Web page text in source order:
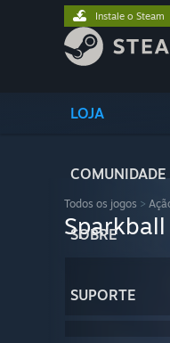
LOJA
COMUNIDADE
SOBRE
SUPORTE
Instale o Steam
Todos os jogos >
Sparkball